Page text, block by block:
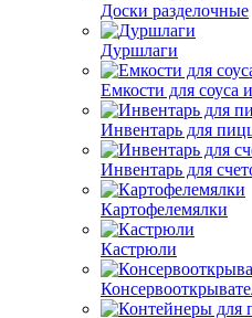
Доски разделочные
Дуршлаги
Емкости для соуса
Инвентарь для
Инвентарь для
Картофелемялки
Кастрюли